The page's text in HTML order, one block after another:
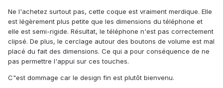
Ne l'achetez surtout pas, cette coque est vraiment merdique. Elle
est légèrement plus petite que les dimensions du téléphone et
elle est semi-rigide. Résultat, le téléphone n'est pas correctement
clipsé. De plus, le cerclage autour des boutons de volume est mal
placé du fait des dimensions. Ce qui a pour conséquence de ne
pas permettre l'appui sur ces touches.
C"est dommage car le design fin est plutôt bienvenu.